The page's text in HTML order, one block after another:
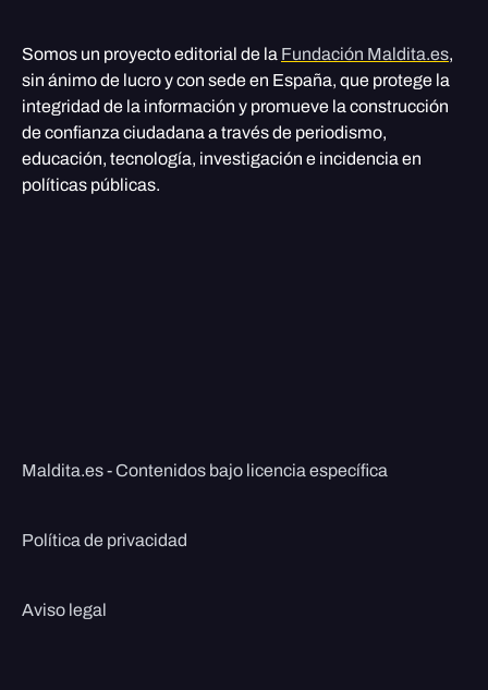
Somos un proyecto editorial de la Fundación Maldita.es,
sin ánimo de lucro y con sede en España, que protege la
integridad de la información y promueve la construcción
de confianza ciudadana a través de periodismo,
educación, tecnología, investigación e incidencia en
políticas públicas.
Maldita.es - Contenidos bajo licencia específica
Política de privacidad
Aviso legal